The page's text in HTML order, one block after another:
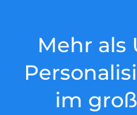
Mehr als
im